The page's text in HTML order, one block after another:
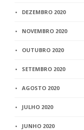
DEZEMBRO 2020
NOVEMBRO 2020
OUTUBRO 2020
SETEMBRO 2020
AGOSTO 2020
JULHO 2020
JUNHO 2020